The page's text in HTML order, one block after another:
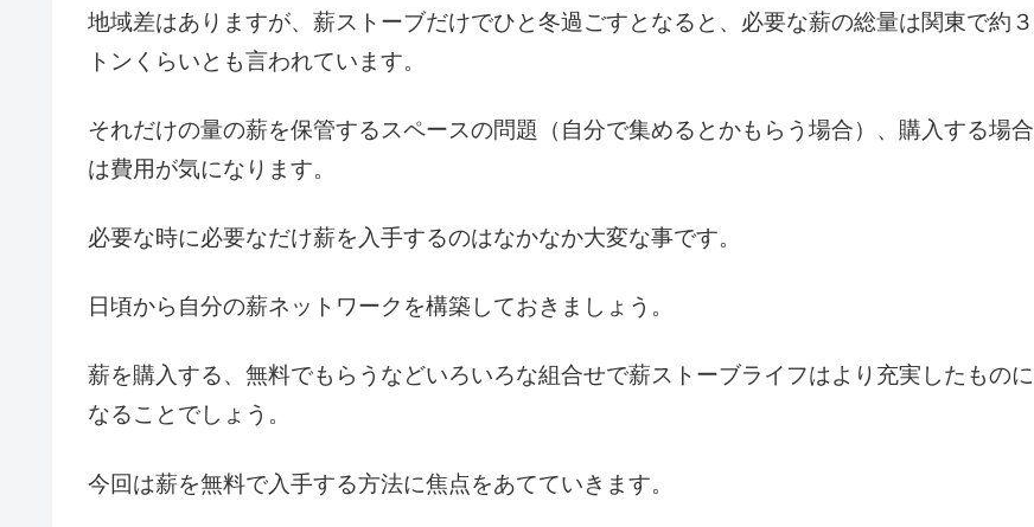
地域差はありますが、薪ストーブだけでひと冬過ごすとなると、必要な薪の総量は関東で約３
トンくらいとも言われています。
それだけの量の薪を保管するスペースの問題（自分で集めるとかもらう場合）、購入する場合
は費用が気になります。
必要な時に必要なだけ薪を入手するのはなかなか大変な事です。
日頃から自分の薪ネットワークを構築しておきましょう。
薪を購入する、無料でもらうなどいろいろな組合せで薪ストーブライフはより充実したものに
なることでしょう。
今回は薪を無料で入手する方法に焦点をあてていきます。